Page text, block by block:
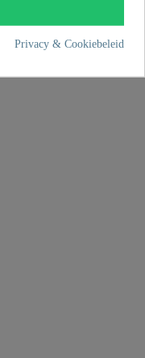
Privacy & Cookiebeleid